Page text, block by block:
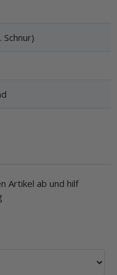
Schnur)
Artikel ab und hilf